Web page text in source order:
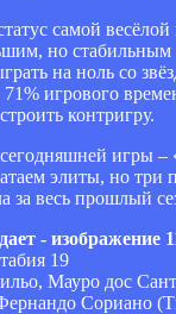
самой
но
на ноль со
игрового
контригру.
игры –
элиты, но
за весь прошлый
19
Мауро дос
Сориано